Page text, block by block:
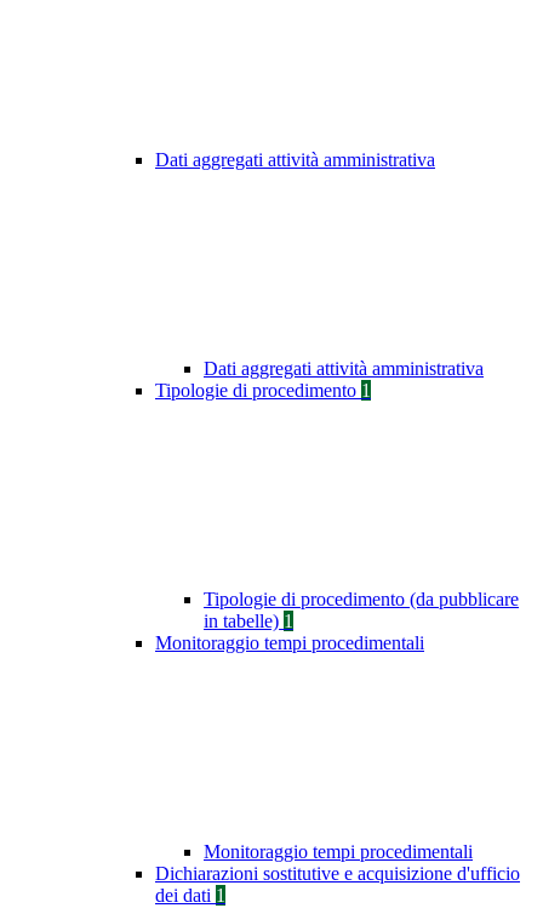
Dati aggregati attività amministrativa
Dati aggregati attività amministrativa
Tipologie di procedimento 1
Tipologie di procedimento (da pubblicare
in tabelle) 1
Monitoraggio tempi procedimentali
Monitoraggio tempi procedimentali
Dichiarazioni sostitutive e acquisizione d'ufficio
dei dati 1